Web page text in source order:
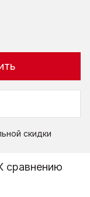
скидки
сравнению